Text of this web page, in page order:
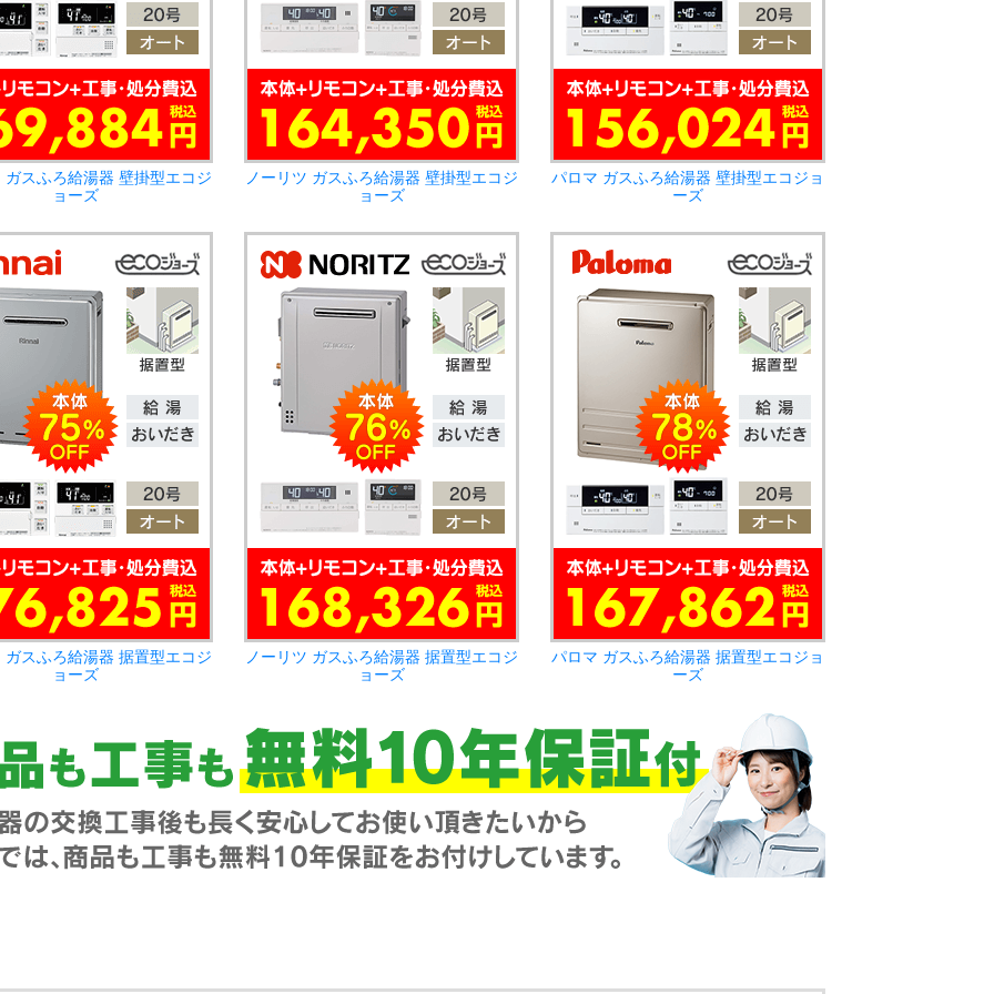
ガスふろ給湯器 壁掛型エコジ
ョーズ
ノーリツ ガスふろ給湯器 壁掛型エコジ
ョーズ
パロマ ガスふろ給湯器 壁掛型エコジョ
ーズ
ガスふろ給湯器 据置型エコジ
ョーズ
ノーリツ ガスふろ給湯器 据置型エコジ
ョーズ
パロマ ガスふろ給湯器 据置型エコジョ
ーズ